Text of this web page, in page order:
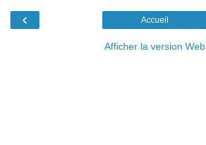
‹ Accueil
Afficher la version Web